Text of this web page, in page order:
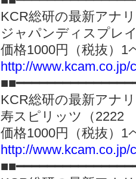
KCR総研の最新アナ
ジャパンディスプレ
価格1000円（税抜）1
http://www.kcam.co.jp/
KCR総研の最新アナ
寿スピリッツ（2222
価格1000円（税抜）1
http://www.kcam.co.jp/